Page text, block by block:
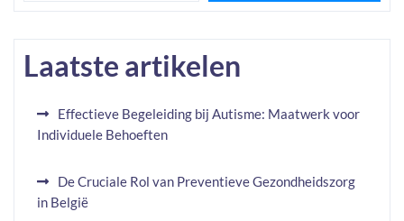
Laatste artikelen
Effectieve Begeleiding bij Autisme: Maatwerk voor
Individuele Behoeften
De Cruciale Rol van Preventieve Gezondheidszorg
in België